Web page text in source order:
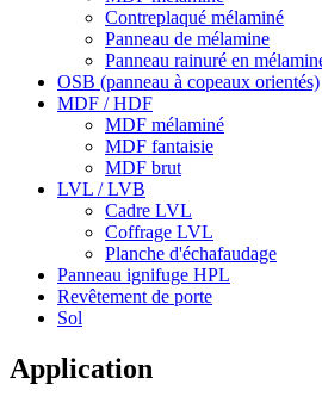
Contreplaqué mélaminé
Panneau de mélamine
Panneau rainuré en
OSB (panneau à copeaux orientés)
MDF / HDF
MDF mélaminé
MDF fantaisie
MDF brut
LVL / LVB
Cadre LVL
Coffrage LVL
Planche d'échafaudage
Panneau ignifuge HPL
Revêtement de porte
Sol
Application